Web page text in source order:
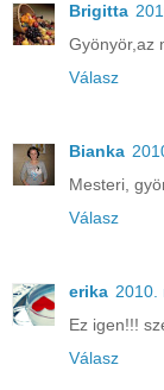
Brigitta
Gyönyör,az
Válasz
Bianka
Mesteri,
Válasz
erika 2010.
Ez igen!!!
Válasz